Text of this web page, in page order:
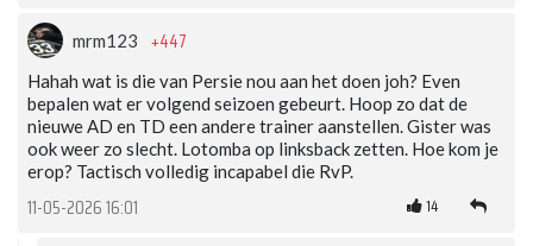
mrm123 +447
Hahah wat is die van Persie nou aan het doen joh? Even
bepalen wat er volgend seizoen gebeurt. Hoop zo dat de
nieuwe AD en TD een andere trainer aanstellen. Gister was
ook weer zo slecht. Lotomba op linksback zetten. Hoe kom je
erop? Tactisch volledig incapabel die RvP.
11-05-2026 16:01 14